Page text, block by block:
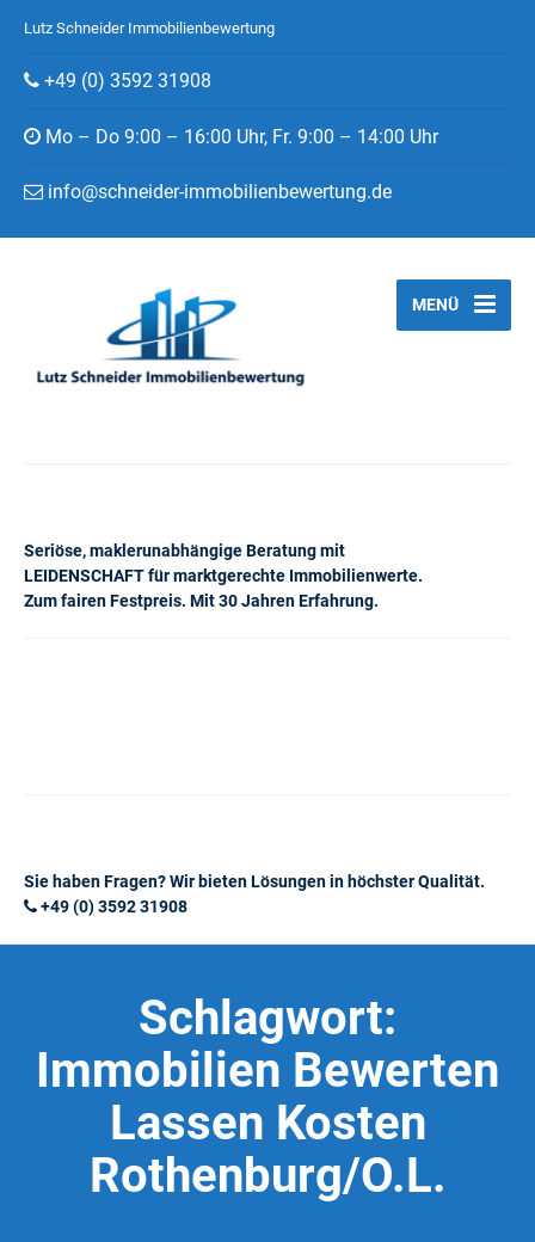
Lutz Schneider Immobilienbewertung
+49 (0) 3592 31908
Mo – Do 9:00 – 16:00 Uhr, Fr. 9:00 – 14:00 Uhr
info@schneider-immobilienbewertung.de
Seriöse, maklerunabhängige Beratung mit
LEIDENSCHAFT für marktgerechte Immobilienwerte.
Zum fairen Festpreis. Mit 30 Jahren Erfahrung.
MENÜ
Sie haben Fragen? Wir bieten Lösungen in höchster Qualität.
+49 (0) 3592 31908
Schlagwort:
Immobilien Bewerten
Lassen Kosten
Rothenburg/O.L.